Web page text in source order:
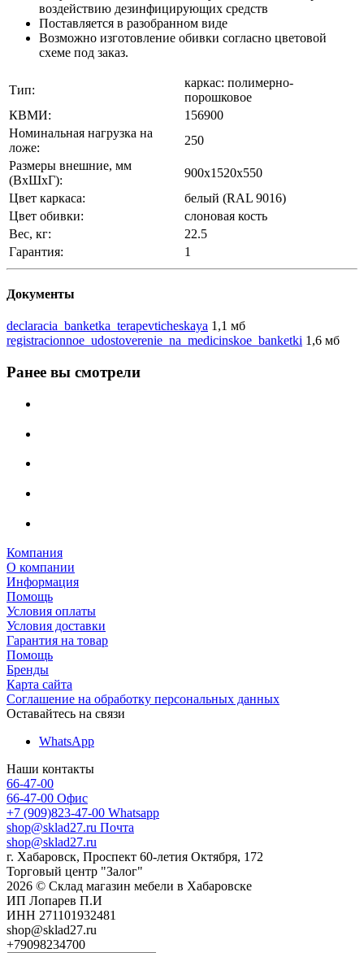
воздействию дезинфицирующих средств
Поставляется в разобранном виде
Возможно изготовление обивки согласно цветовой
схеме под заказ.
Тип:
каркас: полимерно-
порошковое
КВМИ:
156900
Номинальная нагрузка на
ложе:
250
Размеры внешние, мм
(ВхШхГ):
900x1520x550
Цвет каркаса:
белый (RAL 9016)
Цвет обивки:
слоновая кость
Вес, кг:
22.5
Гарантия:
1
Документы
declaracia_banketka_terapevticheskaya 1,1 мб
registracionnoe_udostoverenie_na_medicinskoe_banketki 1,6 мб
Ранее вы смотрели
Компания
О компании
Информация
Помощь
Условия оплаты
Условия доставки
Гарантия на товар
Помощь
Бренды
Карта сайта
Соглашение на обработку персональных данных
Оставайтесь на связи
WhatsApp
Наши контакты
66-47-00
66-47-00 Офис
+7 (909)823-47-00 Whatsapp
shop@sklad27.ru Почта
shop@sklad27.ru
г. Хабаровск, Проспект 60-летия Октября, 172
Торговый центр "Залог"
2026 © Склад магазин мебели в Хабаровске
ИП Лопарев П.И
ИНН 271101932481
shop@sklad27.ru
+79098234700